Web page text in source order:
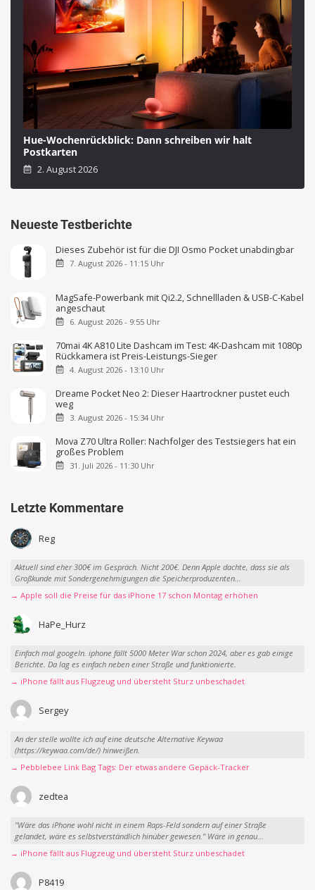
Hue-Wochenrückblick: Dann schreiben wir halt
Postkarten
2. August 2026
Neueste Testberichte
Dieses Zubehör ist für die DJI Osmo Pocket unabdingbar
7. August 2026 - 11:15 Uhr
MagSafe-Powerbank mit Qi2.2, Schnellladen & USB-C-Kabel
angeschaut
6. August 2026 - 9:55 Uhr
70mai 4K A810 Lite Dashcam im Test: 4K-Dashcam mit 1080p
Rückkamera ist Preis-Leistungs-Sieger
4. August 2026 - 13:10 Uhr
Dreame Pocket Neo 2: Dieser Haartrockner pustet euch
weg
3. August 2026 - 15:34 Uhr
Mova Z70 Ultra Roller: Nachfolger des Testsiegers hat ein
großes Problem
31. Juli 2026 - 11:30 Uhr
Letzte Kommentare
Reg
Aktuell sind eher 300€ im Gespräch. Nicht 200€. Denn Apple dachte, dass sie als
Großkunde mit Sondergenehmigungen die Speicherproduzenten...
→ Apple soll die Preise für das iPhone 17 schon Montag erhöhen
HaPe_Hurz
Einfach mal googeln. iphone fällt 5000 Meter War schon 2024, aber es gab einige
Berichte. Da lag es einfach neben einer Straße und funktionierte.
→ iPhone fällt aus Flugzeug und übersteht Sturz unbeschadet
Sergey
An der stelle wollte ich auf eine deutsche Alternative Keywaa
(https://keywaa.com/de/) hinweißen.
→ Pebblebee Link Bag Tags: Der etwas andere Gepäck-Tracker
zedtea
"Wäre das iPhone wohl nicht in einem Raps-Feld sondern auf einer Straße
gelandet, wäre es selbstverständlich hinüber gewesen." Wäre in genau...
→ iPhone fällt aus Flugzeug und übersteht Sturz unbeschadet
P8419